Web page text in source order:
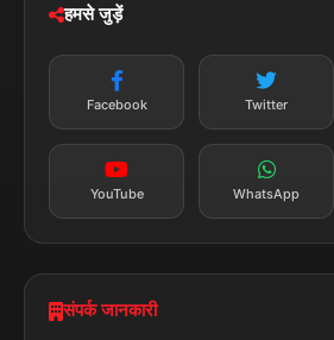
न्यूज़ अलर्ट
सब्सक्राइब करें
हमसे जुड़ें
Facebook Twitter
YouTube WhatsApp
संपर्क जानकारी